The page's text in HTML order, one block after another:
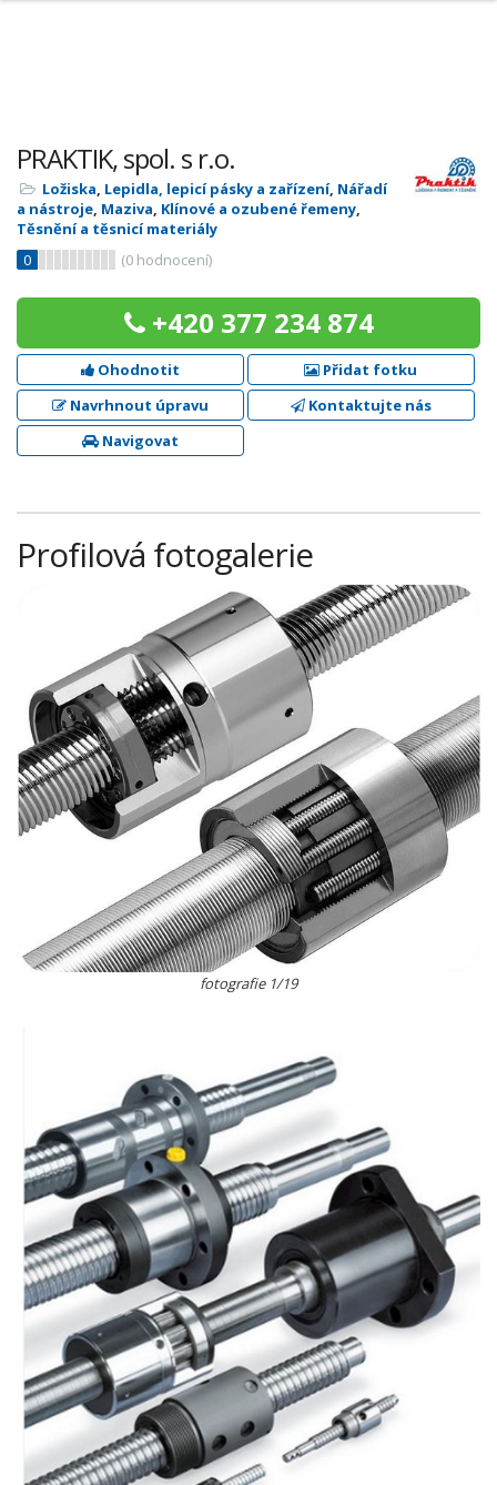
PRAKTIK, spol. s r.o.
Ložiska, Lepidla, lepicí pásky a zařízení, Nářadí
a nástroje, Maziva, Klínové a ozubené řemeny,
Těsnění a těsnicí materiály
0
(0 hodnocení)
+420 377 234 874
Ohodnotit
Přidat fotku
Navrhnout úpravu
Kontaktujte nás
Navigovat
Profilová fotogalerie
fotografie 1/19